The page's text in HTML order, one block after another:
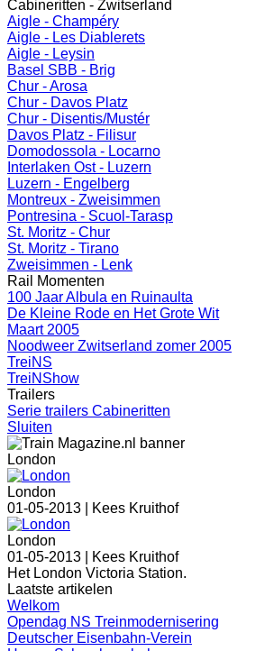
Cabineritten - Zwitserland
Aigle - Champéry
Aigle - Les Diablerets
Aigle - Leysin
Basel SBB - Brig
Chur - Arosa
Chur - Davos Platz
Chur - Disentis/Mustér
Davos Platz - Filisur
Domodossola - Locarno
Interlaken Ost - Luzern
Luzern - Engelberg
Montreux - Zweisimmen
Pontresina - Scuol-Tarasp
St. Moritz - Chur
St. Moritz - Tirano
Zweisimmen - Lenk
Rail Momenten
100 Jaar Albula en Ruinaulta
De Kleine Rode en Het Grote Wit
Maart 2005
Noodweer Zwitserland zomer 2005
TreiNS
TreiNShow
Trailers
Serie trailers Cabineritten
Sluiten
London
London
01-05-2013 |
Kees Kruithof
London
01-05-2013 |
Kees Kruithof
Het London Victoria Station.
Laatste artikelen
Welkom
Opendag NS Treinmodernisering
Deutscher Eisenbahn-Verein